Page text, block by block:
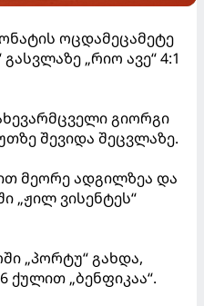
ოცდამეცამეტე
„რიო ავე“ 4:1
გიორგი
შევიდა შეცვლაზე.
მეორე ადგილზეა და
„ჟილ ვისენტეს“
„პორტუ“ გახდა,
ქულით „ბენფიკაა“.